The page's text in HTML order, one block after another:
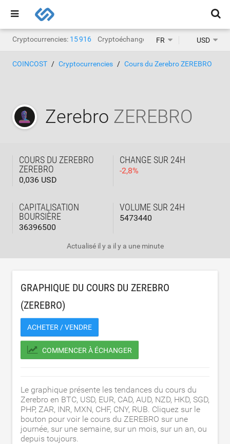
Cryptocurrencies: 15 916 Cryptoéchanges: 1 468
FR USD
COINCOST Cryptocurrencies Cours du Zerebro ZEREBRO
Zerebro ZEREBRO
COURS DU ZEREBRO
ZEREBRO
0,036 USD
CHANGE SUR 24H
-2,8%
CAPITALISATION
BOURSIÈRE
36396500
VOLUME SUR 24H
5473440
Actualisé il y a il y a une minute
GRAPHIQUE DU COURS DU ZEREBRO
(ZEREBRO)
ACHETER / VENDRE
COMMENCER À ÉCHANGER
Le graphique présente les tendances du cours du
Zerebro en BTC, USD, EUR, CAD, AUD, NZD, HKD, SGD,
PHP, ZAR, INR, MXN, CHF, CNY, RUB. Cliquez sur le
bouton pour voir le cours du ZEREBRO sur une
journée, sur une semaine, sur un mois, sur un an, ou
depuis toujours.